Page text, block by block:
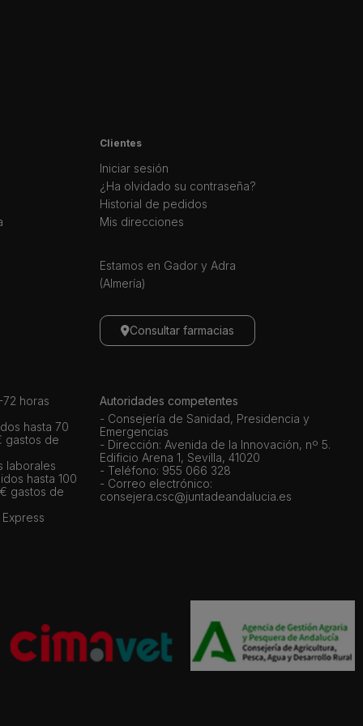
Clientes
Iniciar sesión
¿Ha olvidado su contraseña?
Historial de pedidos
Mis direcciones
Estamos en Gador y Adra
(Almería)
Consultar farmacias
horas
hasta 70
gastos de
laborales
hasta 100
gastos de
Autoridades competentes
- Consejería de Sanidad, Presidencia y
Emergencias
- Dirección: Avenida de la Innovación, nº 5.
Edificio Arena 1, Sevilla, 41020
- Teléfono: 955 066 328
- Correo electrónico:
consejera.csc@juntadeandalucia.es